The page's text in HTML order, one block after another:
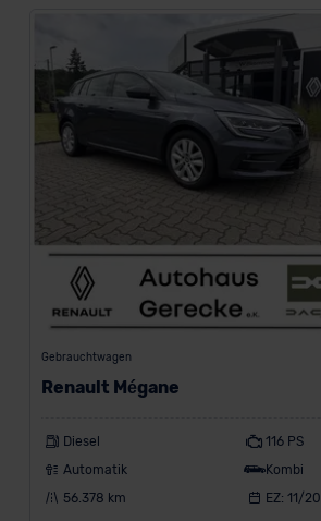
Gebrauchtwagen
Renault Mégane
Diesel
116 PS
Automatik
Kombi
56.378 km
EZ: 11/